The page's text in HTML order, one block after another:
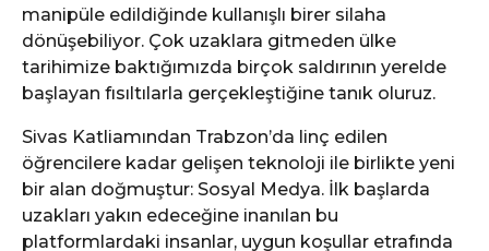
manipüle edildiğinde kullanışlı birer silaha
dönüşebiliyor. Çok uzaklara gitmeden ülke
tarihimize baktığımızda birçok saldırının yerelde
başlayan fısıltılarla gerçekleştiğine tanık oluruz.
Sivas Katliamından Trabzon’da linç edilen
öğrencilere kadar gelişen teknoloji ile birlikte yeni
bir alan doğmuştur: Sosyal Medya. İlk başlarda
uzakları yakın edeceğine inanılan bu
platformlardaki insanlar, uygun koşullar etrafında